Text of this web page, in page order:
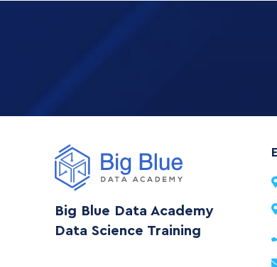
Big Blue Data Academy
Data Science Training